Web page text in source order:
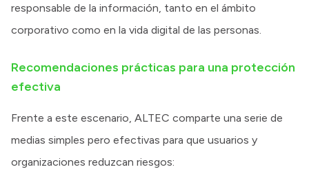
responsable de la información, tanto en el ámbito
corporativo como en la vida digital de las personas.
Recomendaciones prácticas para una protección
efectiva
Frente a este escenario, ALTEC comparte una serie de
medias simples pero efectivas para que usuarios y
organizaciones reduzcan riesgos: